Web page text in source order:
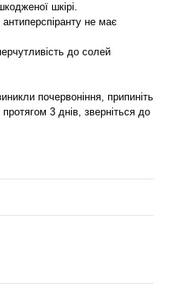
шкірі.
не має
до солей
почервоніння, припиніть
3 днів, зверніться до